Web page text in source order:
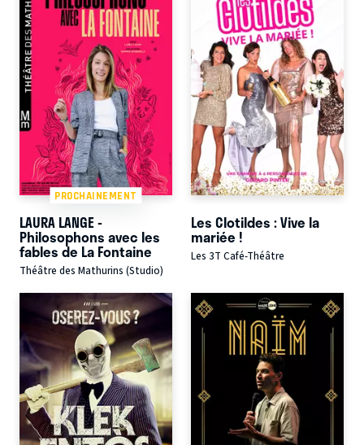
PROCHAINEMENT
LAURA LANGE -
Philosophons avec les
fables de La Fontaine
Théâtre des Mathurins (Studio)
Les Clotildes : Vive la
mariée !
Les 3T Café-Théâtre